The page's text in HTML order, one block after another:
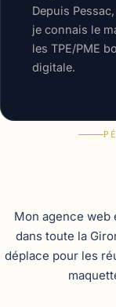
Depuis
je connais le
les TPE/PME
digitale.
Mon agence web
dans toute la
déplace pour les